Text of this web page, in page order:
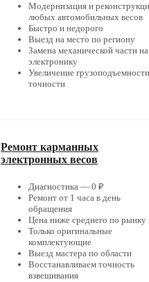
Модернизация и
любых автомобильных весов
Быстро и недорого
Выезд на место по региону
Замена механической части на
электронику
Увеличение
точности
Ремонт карманных
электронных весов
Диагностика — 0 ₽
Ремонт от 1 часа в день
обращения
Цена ниже среднего по рынку
Только оригинальные
комплектующие
Выезд мастера по области
Восстанавливаем точность
взвешивания